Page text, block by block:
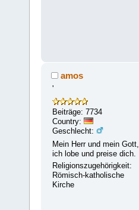
amos
'
Beiträge: 7734
Country:
Geschlecht:
Mein Herr und mein Gott,
ich lobe und preise dich.
Religionszugehörigkeit:
Römisch-katholische
Kirche